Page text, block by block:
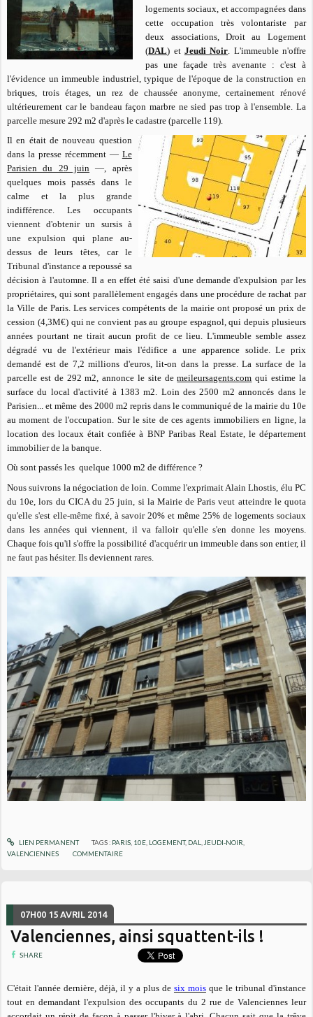
logements sociaux, et accompagnées dans
cette occupation très volontariste par
deux associations, Droit au Logement
(DAL) et Jeudi Noir. L'immeuble n'offre
pas une façade très avenante : c'est à
l'évidence un immeuble industriel, typique de l'époque de la construction en
briques, trois étages, un rez de chaussée anonyme, certainement rénové
ultérieurement car le bandeau façon marbre ne sied pas trop à l'ensemble. La
parcelle mesure 292 m2 d'après le cadastre (parcelle 119).
Il en était de nouveau question
dans la presse récemment — Le
Parisien du 29 juin —, après
quelques mois passés dans le
calme et la plus grande
indifférence. Les occupants
viennent d'obtenir un sursis à
une expulsion qui plane au-
dessus de leurs têtes, car le
Tribunal d'instance a repoussé sa
décision à l'automne. Il a en effet été saisi d'une demande d'expulsion par les
propriétaires, qui sont parallèlement engagés dans une procédure de rachat par
la Ville de Paris. Les services compétents de la mairie ont proposé un prix de
cession (4,3M€) qui ne convient pas au groupe espagnol, qui depuis plusieurs
années pourtant ne tirait aucun profit de ce lieu. L'immeuble semble assez
dégradé vu de l'extérieur mais l'édifice a une apparence solide. Le prix
demandé est de 7,2 millions d'euros, lit-on dans la presse. La surface de la
parcelle est de 292 m2, annonce le site demeileursagents.com qui estime la
surface du local d'activité à 1383 m2. Loin des 2500 m2 annoncés dans le
Parisien... et même des 2000 m2 repris dans le communiqué de la mairie du 10e
au moment de l'occupation. Sur le site de ces agents immobiliers en ligne, la
location des locaux était confiée à BNP Paribas Real Estate, le département
immobilier de la banque.
Où sont passés les quelque 1000 m2 de différence ?
Nous suivrons la négociation de loin. Comme l'exprimait Alain Lhostis, élu PC
du 10e, lors du CICA du 25 juin, si la Mairie de Paris veut atteindre le quota
qu'elle s'est elle-même fixé, à savoir 20% et même 25% de logements sociaux
dans les années qui viennent, il va falloir qu'elle s'en donne les moyens.
Chaque fois qu'il s'offre la possibilité d'acquérir un immeuble dans son entier, il
ne faut pas hésiter. Ils deviennent rares.
LIEN PERMANENT TAGS : PARIS, 10E, LOGEMENT, DAL JEUDI-NOIR
VALENCIENNES
COMMENTAIRE
07H00 15 AVRIL 2014
Valenciennes, ainsi squattent-ils !
SHARE
C'était l'année dernière, déjà, il y a plus de six moisque le tribunal d'instance
tout en demandant l'expulsion des occupants du 2 rue de Valenciennes leur